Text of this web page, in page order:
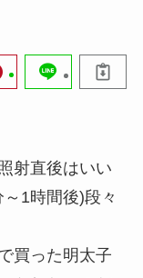
射直後はいい
1時間後)段々
買った明太子